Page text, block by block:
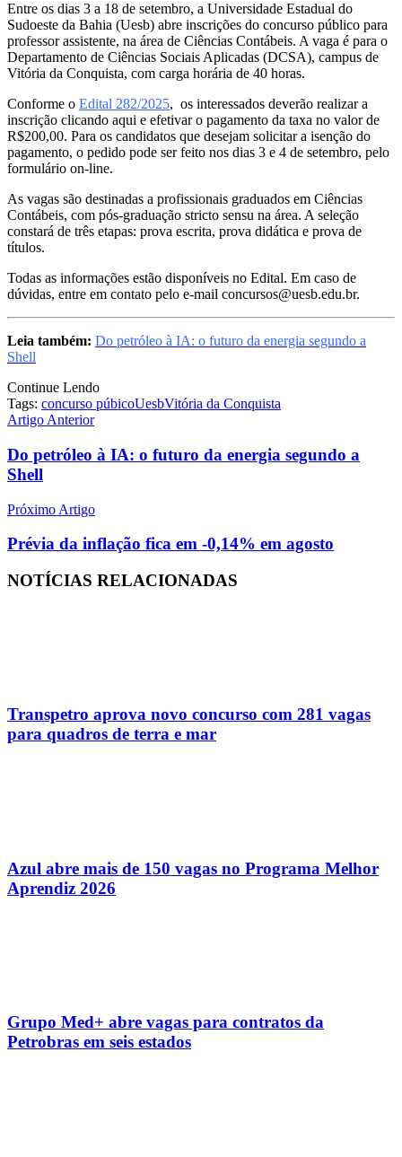
Entre os dias 3 a 18 de setembro, a Universidade Estadual do
Sudoeste da Bahia (Uesb) abre inscrições do concurso público para
professor assistente, na área de Ciências Contábeis. A vaga é para o
Departamento de Ciências Sociais Aplicadas (DCSA), campus de
Vitória da Conquista, com carga horária de 40 horas.
Conforme o Edital 282/2025, os interessados deverão realizar a
inscrição clicando aqui e efetivar o pagamento da taxa no valor de
R$200,00. Para os candidatos que desejam solicitar a isenção do
pagamento, o pedido pode ser feito nos dias 3 e 4 de setembro, pelo
formulário on-line.
As vagas são destinadas a profissionais graduados em Ciências
Contábeis, com pós-graduação stricto sensu na área. A seleção
constará de três etapas: prova escrita, prova didática e prova de
títulos.
Todas as informações estão disponíveis no Edital. Em caso de
dúvidas, entre em contato pelo e-mail concursos@uesb.edu.br.
Leia também: Do petróleo à IA: o futuro da energia segundo a
Shell
Continue Lendo
Tags: concurso púbicoUesbVitória da Conquista
Artigo Anterior
Do petróleo à IA: o futuro da energia segundo a
Shell
Próximo Artigo
Prévia da inflação fica em -0,14% em agosto
NOTÍCIAS RELACIONADAS
Transpetro aprova novo concurso com 281 vagas
para quadros de terra e mar
Azul abre mais de 150 vagas no Programa Melhor
Aprendiz 2026
Grupo Med+ abre vagas para contratos da
Petrobras em seis estados